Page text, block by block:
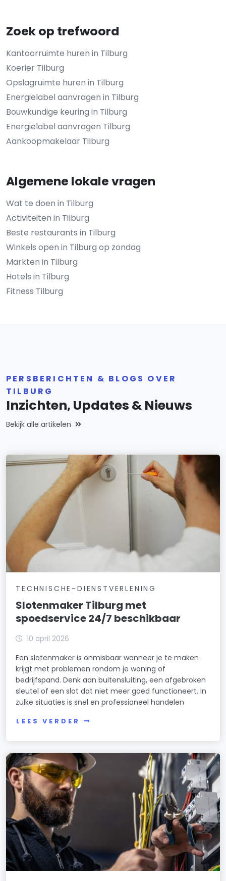
Zoek op trefwoord
Kantoorruimte huren in Tilburg
Koerier Tilburg
Opslagruimte huren in Tilburg
Energielabel aanvragen in Tilburg
Bouwkundige keuring in Tilburg
Energielabel aanvragen Tilburg
Aankoopmakelaar Tilburg
Algemene lokale vragen
Wat te doen in Tilburg
Activiteiten in Tilburg
Beste restaurants in Tilburg
Winkels open in Tilburg op zondag
Markten in Tilburg
Hotels in Tilburg
Fitness Tilburg
PERSBERICHTEN & BLOGS OVER
TILBURG
Inzichten, Updates & Nieuws
Bekijk alle artikelen
TECHNISCHE-DIENSTVERLENING
Slotenmaker Tilburg met
spoedservice 24/7 beschikbaar
10 april 2026
Een slotenmaker is onmisbaar wanneer je te maken
krijgt met problemen rondom je woning of
bedrijfspand. Denk aan buitensluiting, een afgebroken
sleutel of een slot dat niet meer goed functioneert. In
zulke situaties is snel en professioneel handelen
LEES VERDER